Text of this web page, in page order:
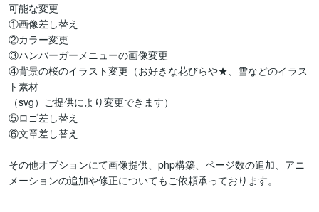
可能な変更
①画像差し替え
②カラー変更
③ハンバーガーメニューの画像変更
④背景の桜のイラスト変更（お好きな花びらや★、雪などのイラス
ト素材
（svg）ご提供により変更できます）
⑤ロゴ差し替え
⑥文章差し替え
その他オプションにて画像提供、php構築、ページ数の追加、アニ
メーションの追加や修正についてもご依頼承っております。